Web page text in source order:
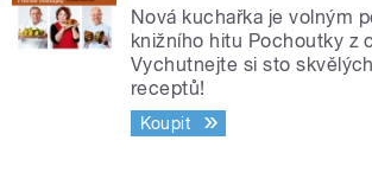
Nová kuchařka je volným
knižního hitu Pochoutky z
Vychutnejte si sto
receptů!
Koupit